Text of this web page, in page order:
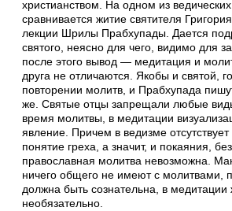
христианством. На одном из
сравнивается житие святителя
лекции Шрилы Прабхупады. Дается
святого, неясно для чего, видимо для
после этого вывод — медитация и
друга не отличаются. Якобы и святой,
повторении молитв, и Прабхупада
же. Святые отцы запрещали любые
время молитвы, в медитации
явление. Причем в ведизме отсутствует
понятие греха, а значит, и покаяния,
православная молитва невозможна.
ничего общего не имеют с молитвами,
должна быть сознательна, в медитации
необязательно.